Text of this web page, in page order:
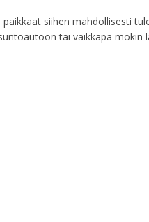
siihen mahdollisesti
tai vaikkapa mökin